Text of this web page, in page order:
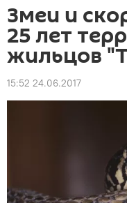
Змеи и
25 лет
жильцов
15:52 24.06.2017